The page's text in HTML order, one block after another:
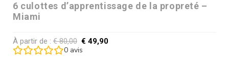
6 culottes d’apprentissage de la propreté –
Miami
À partir de : €80,00 € 49,90
0 avis